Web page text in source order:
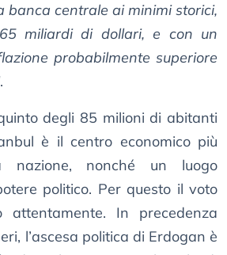
banca centrale ai minimi storici,
miliardi di dollari, e con un
probabilmente superiore
.
degli 85 milioni di abitanti
è il centro economico più
nazione, nonché un luogo
politico. Per questo il voto
In precedenza
l’ascesa politica di Erdogan è